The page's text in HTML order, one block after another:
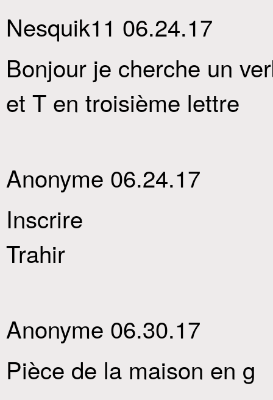
Nesquik11 06.24.17
Bonjour je cherche un
et T en troisième lettre
Anonyme 06.24.17
Inscrire
Trahir
Anonyme 06.30.17
Pièce de la maison en g